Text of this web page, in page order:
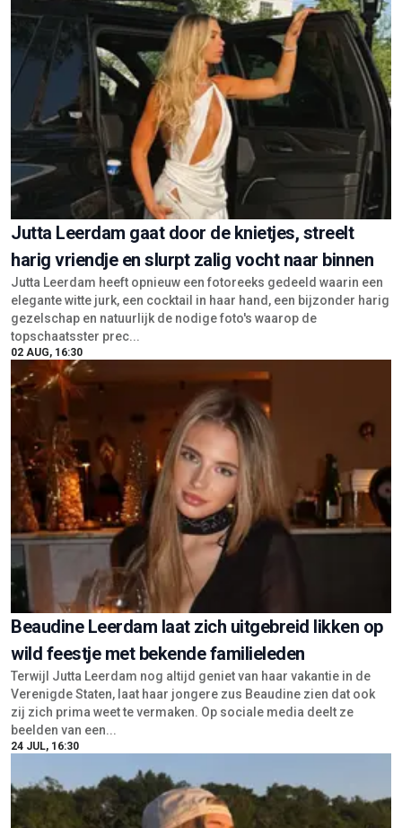
Jutta Leerdam gaat door de knietjes, streelt
harig vriendje en slurpt zalig vocht naar binnen
Jutta Leerdam heeft opnieuw een fotoreeks gedeeld waarin een
elegante witte jurk, een cocktail in haar hand, een bijzonder harig
gezelschap en natuurlijk de nodige foto's waarop de
topschaatsster prec...
02 AUG, 16:30
Beaudine Leerdam laat zich uitgebreid likken op
wild feestje met bekende familieleden
Terwijl Jutta Leerdam nog altijd geniet van haar vakantie in de
Verenigde Staten, laat haar jongere zus Beaudine zien dat ook
zij zich prima weet te vermaken. Op sociale media deelt ze
beelden van een...
24 JUL, 16:30